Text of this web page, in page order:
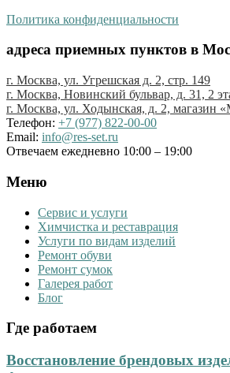
Политика конфиденциальности
адреса приемных пунктов в
г. Москва, ул. Угрешская д. 2, стр. 149
г. Москва, Новинский бульвар, д. 31, 2
г. Москва, ул. Ходынская, д. 2, магазин
Телефон: +7 (977) 822-00-00
Email: info@res-set.ru
Отвечаем ежедневно 10:00 – 19:00
Меню
Сервис и услуги
Химчистка и реставрация
Услуги по видам изделий
Ремонт обуви
Ремонт сумок
Галерея работ
Блог
Где работаем
Восстановление брендовых